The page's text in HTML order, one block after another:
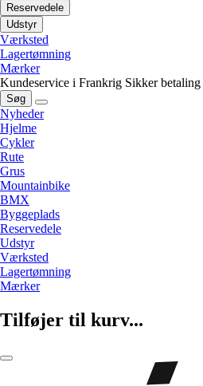
Reservedele
Udstyr
Værksted
Lagertømning
Mærker
Kundeservice i Frankrig Sikker betaling
Søg
Nyheder
Hjelme
Cykler
Rute
Grus
Mountainbike
BMX
Byggeplads
Reservedele
Udstyr
Værksted
Lagertømning
Mærker
Tilføjer til kurv...